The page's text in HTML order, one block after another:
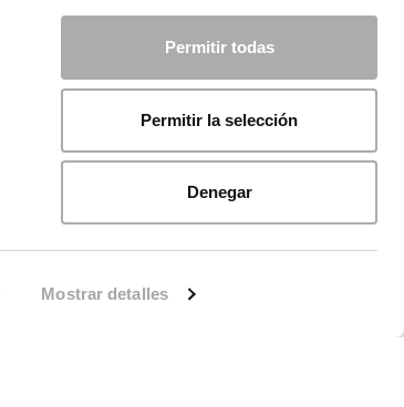
Mostrar detalles
Permitir todas
Permitir la selección
Denegar